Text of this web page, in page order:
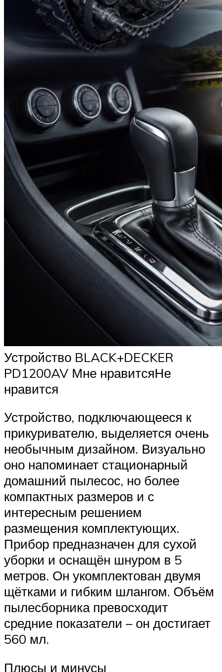
Устройство BLACK+DECKER
PD1200AV Мне нравитсяНе
нравится
Устройство, подключающееся к
прикуривателю, выделяется очень
необычным дизайном. Визуально
оно напоминает стационарный
домашний пылесос, но более
компактных размеров и с
интересным решением
размещения комплектующих.
Прибор предназначен для сухой
уборки и оснащён шнуром в 5
метров. Он укомплектован двумя
щётками и гибким шлангом. Объём
пылесборника превосходит
средние показатели – он достигает
560 мл.
Плюсы и минусы